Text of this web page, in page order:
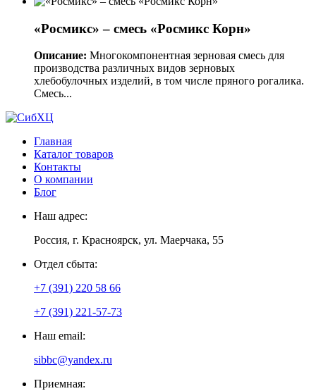
«Росмикс» – смесь «Росмикс Корн»
Описание: Многокомпонентная зерновая смесь для
производства различных видов зерновых
хлебобулочных изделий, в том числе пряного рогалика.
Смесь...
Главная
Каталог товаров
Контакты
О компании
Блог
Наш адрес:
Россия, г. Красноярск, ул. Маерчака, 55
Отдел сбыта:
+7 (391) 220 58 66
+7 (391) 221-57-73
Наш email:
sibbc@yandex.ru
Приемная: